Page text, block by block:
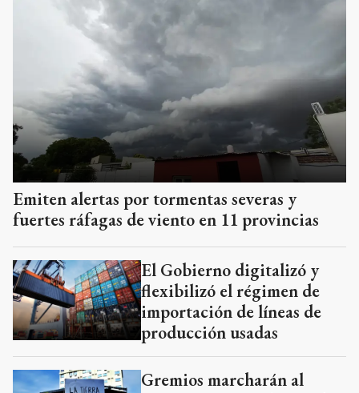
Emiten alertas por tormentas severas y
fuertes ráfagas de viento en 11 provincias
El Gobierno digitalizó y
flexibilizó el régimen de
importación de líneas de
producción usadas
Gremios marcharán al
Congreso contra la Ley de
Inviolabilidad de la
Propiedad Privada